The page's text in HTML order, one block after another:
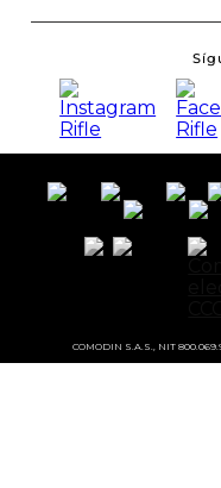
COMODIN S.A.S., NIT